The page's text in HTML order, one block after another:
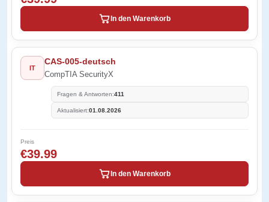
In den Warenkorb
IT
CAS-005-deutsch
CompTIA SecurityX
Fragen & Antworten:411
Aktualisiert:01.08.2026
Preis
€39.99
In den Warenkorb